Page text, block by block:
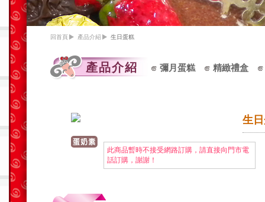
回首頁 產品介紹 生日蛋糕
產品介紹 彌月蛋糕 精緻禮盒
生
此商品暫時不接受網路訂購，請直接向門市電
話訂購，謝謝！